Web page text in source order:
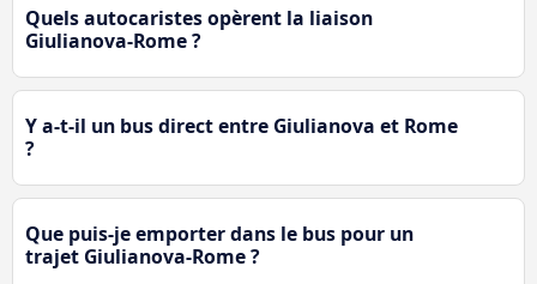
Quels autocaristes opèrent la liaison
Giulianova-Rome ?
Y a-t-il un bus direct entre Giulianova et Rome
?
Que puis-je emporter dans le bus pour un
trajet Giulianova-Rome ?